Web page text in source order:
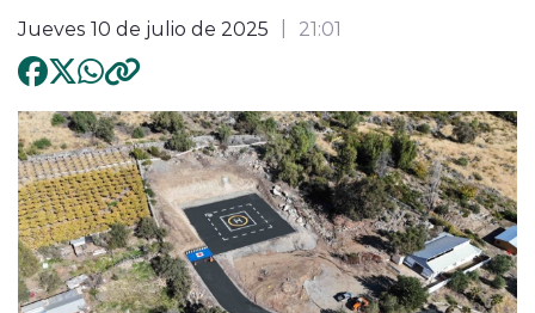
Jueves 10 de julio de 2025 21:01